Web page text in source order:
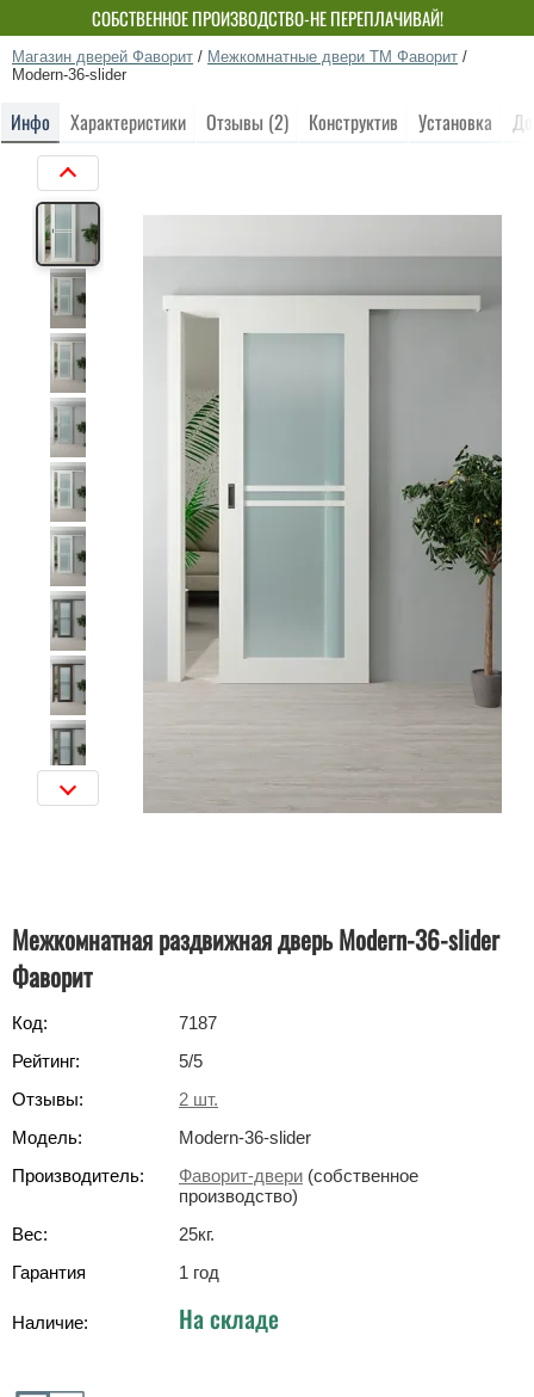
СОБСТВЕННОЕ ПРОИЗВОДСТВО-НЕ ПЕРЕПЛАЧИВАЙ!
Магазин дверей Фаворит / Межкомнатные двери ТМ Фаворит /
Modern-36-slider
Инфо Характеристики Отзывы (2) Конструктив Установка
Межкомнатная раздвижная дверь Modern-36-slider
Фаворит
Код:
7187
Рейтинг:
5/5
Отзывы:
2 шт.
Модель:
Modern-36-slider
Производитель:
Фаворит-двери (собственное
производство)
Вес:
25кг.
Гарантия
1 год
Наличие: На складе